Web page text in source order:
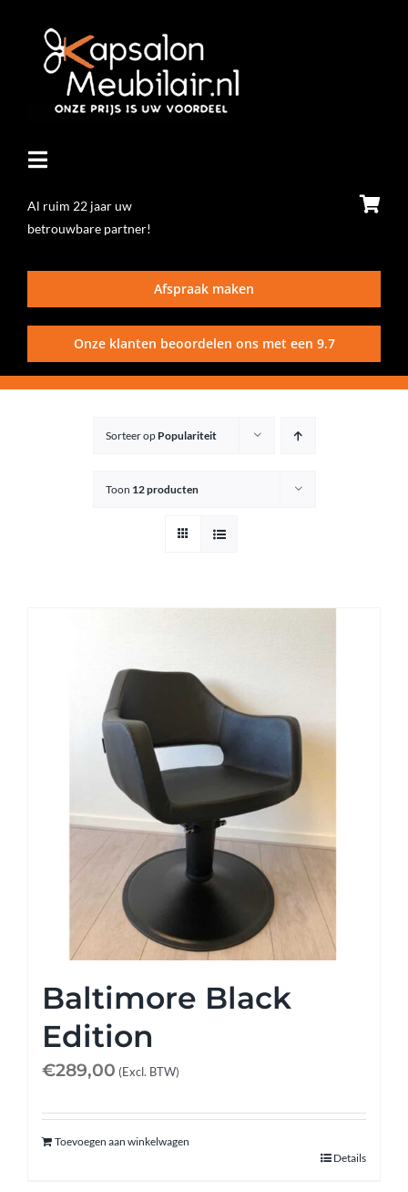
Toggle
Navigatie
Stoelen
Magazijnsale
Buitenkansjes
Afspraak maken
Contact
Al ruim 22 jaar uw
betrouwbare partner!
Afspraak maken
Onze klanten beoordelen ons met een 9.7
Sorteer op Populariteit
Toon 12 producten
Baltimore Black
Edition
€289,00 (Excl. BTW)
Toevoegen aan winkelwagen
Details